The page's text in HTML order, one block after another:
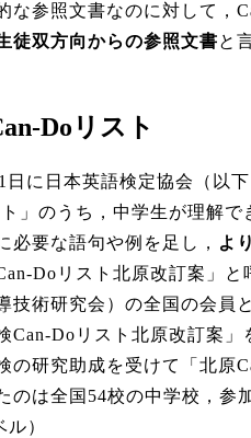
な参照文書なのに対して，
徒双方向からの参照文書と
Doリスト
に日本英語検定協会（以
」のうち，中学生が理解
必要な語句や例を足し， よ
Doリスト北原改訂案」
技術研究会）の全国の会員
Can-Doリスト北原改訂案
の研究助成を受けて「北原
のは全国54校の中学校，参
）